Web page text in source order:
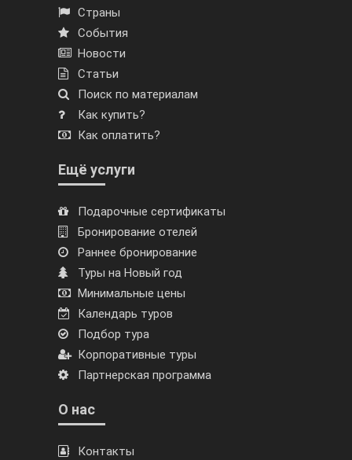
Страны
События
Новости
Статьи
Поиск по материалам
Как купить?
Как оплатить?
Ещё услуги
Подарочные сертификаты
Бронирование отелей
Раннее бронирование
Туры на Новый год
Минимальные цены
Календарь туров
Подбор тура
Корпоративные туры
Партнерская программа
О нас
Контакты